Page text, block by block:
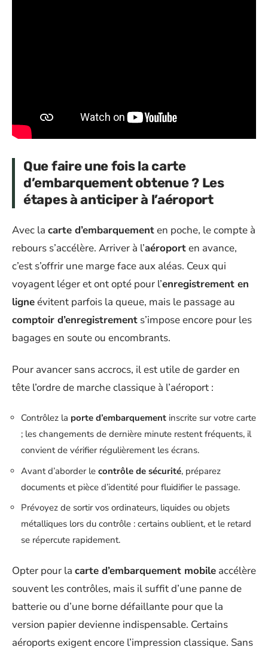
Que faire une fois la carte
d’embarquement obtenue ? Les
étapes à anticiper à l’aéroport
Avec la carte d’embarquementen poche, le compte à
rebours s’accélère. Arriver à l’aéroporten avance,
c’est s’offrir une marge face aux aléas. Ceux qui
voyagent léger et ont opté pour l’enregistrement en
ligneévitent parfois la queue, mais le passage au
comptoir d’enregistrement s’impose encore pour les
bagages en soute ou encombrants.
Pour avancer sans accrocs, il est utile de garder en
tête l’ordre de marche classique à l’aéroport :
Contrôlez la porte d’embarquement inscrite sur votre carte
; les changements de dernière minute restent fréquents, il
convient de vérifier régulièrement les écrans.
Avant d’aborder le contrôle de sécurité, préparez
documents et pièce d’identité pour fluidifier le passage.
Prévoyez de sortir vos ordinateurs, liquides ou objets
métalliques lors du contrôle : certains oublient, et le retard
se répercute rapidement.
Opter pour la carte d’embarquement mobile accélère
souvent les contrôles, mais il suffit d’une panne de
batterie ou d’une borne défaillante pour que la
version papier devienne indispensable. Certains
aéroports exigent encore l’impression classique. Sans